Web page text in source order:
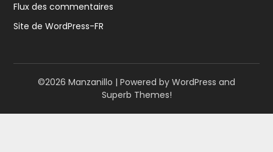
Flux des commentaires
Site de WordPress-FR
©2026 Manzanillo | Powered by WordPress and
Superb Themes!